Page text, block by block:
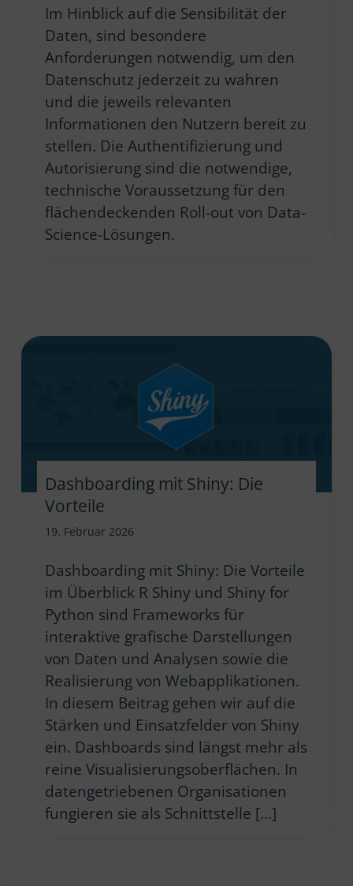
Im Hinblick auf die Sensibilität der
Daten, sind besondere
Anforderungen notwendig, um den
Datenschutz jederzeit zu wahren
und die jeweils relevanten
Informationen den Nutzern bereit zu
stellen. Die Authentifizierung und
Autorisierung sind die notwendige,
technische Voraussetzung für den
flächendeckenden Roll-out von Data-
Science-Lösungen.
Dashboarding mit Shiny: Die
Vorteile
19. Februar 2026
Dashboarding mit Shiny: Die Vorteile
im Überblick R Shiny und Shiny for
Python sind Frameworks für
interaktive grafische Darstellungen
von Daten und Analysen sowie die
Realisierung von Webapplikationen.
In diesem Beitrag gehen wir auf die
Stärken und Einsatzfelder von Shiny
ein. Dashboards sind längst mehr als
reine Visualisierungsoberflächen. In
datengetriebenen Organisationen
fungieren sie als Schnittstelle […]